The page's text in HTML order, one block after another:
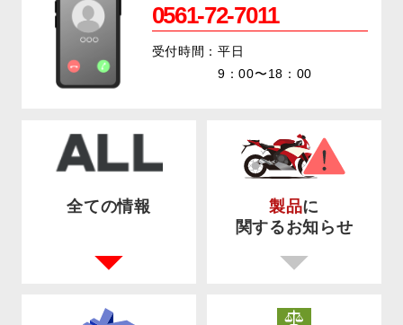
0561-72-7011
受付時間：平日
9：00〜18：00
全ての情報 製品に
関するお知らせ